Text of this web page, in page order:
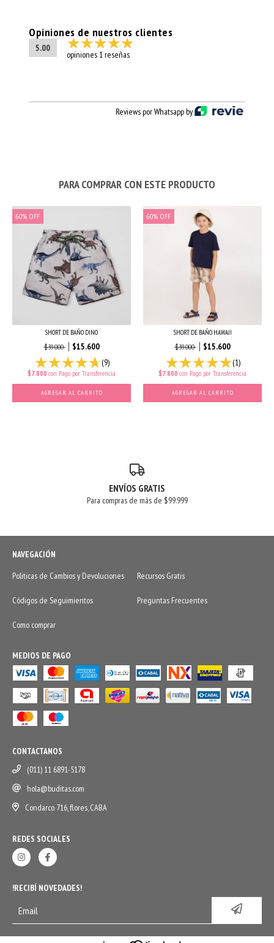
Opiniones de nuestros clientes
5.00
opiniones 1 reseñas
Reviews por Whatsapp by
PARA COMPRAR CON ESTE PRODUCTO
60% OFF
SHORT DE BAÑO DINO
$39.000
$15.600
(9)
$7.800 con Pago por Transferencia
AGREGAR AL CARRITO
60% OFF
SHORT DE BAÑO HAWAII
$39.000
$15.600
(1)
$7.800 con Pago por Transferencia
AGREGAR AL CARRITO
ENVÍOS GRATIS
Para compras de más de $99.999
NAVEGACIÓN
Politicas de Cambios y Devoluciones
Recursos Gratis
Códigos de Seguimientos Preguntas Frecuentes
Como comprar
MEDIOS DE PAGO
CONTACTANOS
(011) 11 6891-5178
hola@buditas.com
Condarco 716, flores, CABA
REDES SOCIALES
!RECIBÍ NOVEDADES!